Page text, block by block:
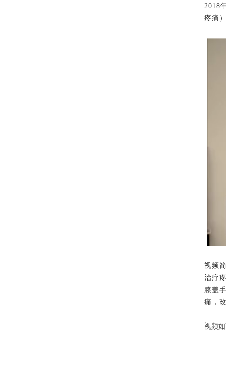
2018
疼痛
视频
治疗
膝盖
痛，
视频